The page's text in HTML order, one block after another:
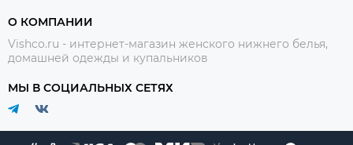
О КОМПАНИИ
Vishco.ru - интернет-магазин женского нижнего белья,
домашней одежды и купальников
МЫ В СОЦИАЛЬНЫХ СЕТЯХ